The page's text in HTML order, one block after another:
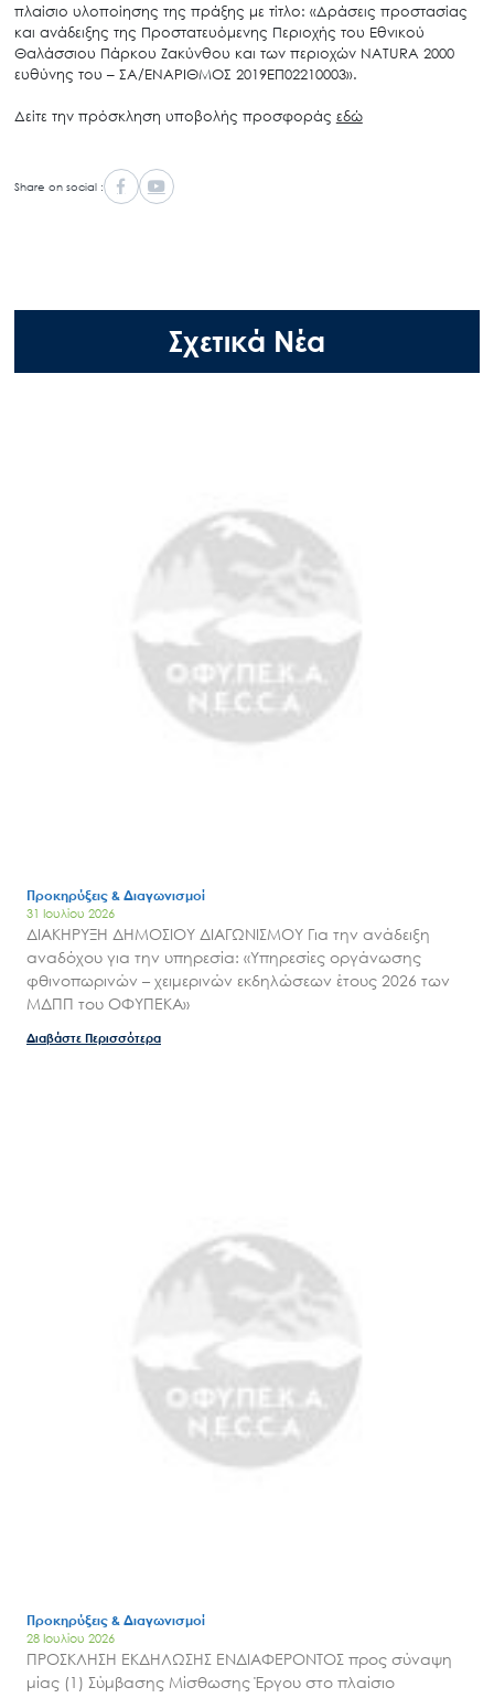
Έργα
πλαίσιο υλοποίησης της πράξης με τίτλο: «Δράσεις προστασίας
και ανάδειξης της Προστατευόμενης Περιοχής του Εθνικού
Θαλάσσιου Πάρκου Ζακύνθου και των περιοχών NATURA 2000
ευθύνης του – ΣΑ/ΕΝΑΡΙΘΜΟΣ 2019ΕΠ02210003».
Δείτε την πρόσκληση υποβολής προσφοράς εδώ
Share on social :
Σχετικά Νέα
Προκηρύξεις & Διαγωνισμοί
31 Ιουλίου 2026
ΔΙΑΚΗΡΥΞΗ ΔΗΜΟΣΙΟΥ ΔΙΑΓΩΝΙΣΜΟΥ Για την ανάδειξη
αναδόχου για την υπηρεσία: «Υπηρεσίες οργάνωσης
φθινοπωρινών – χειμερινών εκδηλώσεων έτους 2026 των
ΜΔΠΠ του ΟΦΥΠΕΚΑ»
Διαβάστε Περισσότερα
Προκηρύξεις & Διαγωνισμοί
28 Ιουλίου 2026
ΠΡΟΣΚΛΗΣΗ ΕΚΔΗΛΩΣΗΣ ΕΝΔΙΑΦΕΡΟΝΤΟΣ προς σύναψη
μίας (1) Σύμβασης Μίσθωσης Έργου στο πλαίσιο